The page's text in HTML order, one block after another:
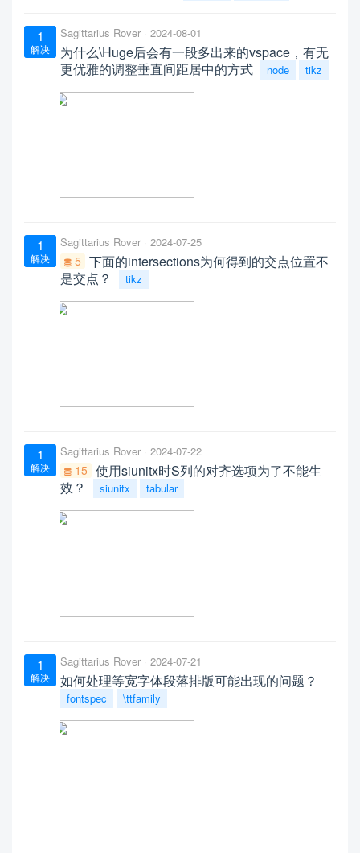
1
解决
Sagittarius Rover 2024-08-01
为什么\Huge后会有一段多出来的vspace，有无
更优雅的调整垂直间距居中的方式
node tikz
1
解决
Sagittarius Rover 2024-07-25
5 下面的intersections为何得到的交点位置不
是交点？
tikz
1
解决
Sagittarius Rover 2024-07-22
15 使用siunitx时S列的对齐选项为了不能生
效？
siunitx tabular
1
解决
Sagittarius Rover 2024-07-21
如何处理等宽字体段落排版可能出现的问题？
fontspec \ttfamily